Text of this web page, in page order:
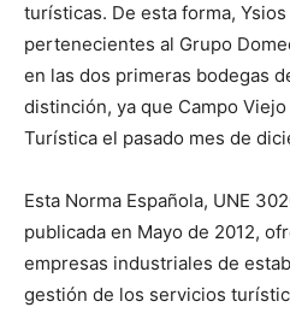
turísticas. De esta forma,
pertenecientes al Grupo
en las dos primeras bodegas
distinción, ya que Campo Viejo
Turística el pasado mes de
Esta Norma Española, UNE
publicada en Mayo de 2012,
empresas industriales de
gestión de los servicios